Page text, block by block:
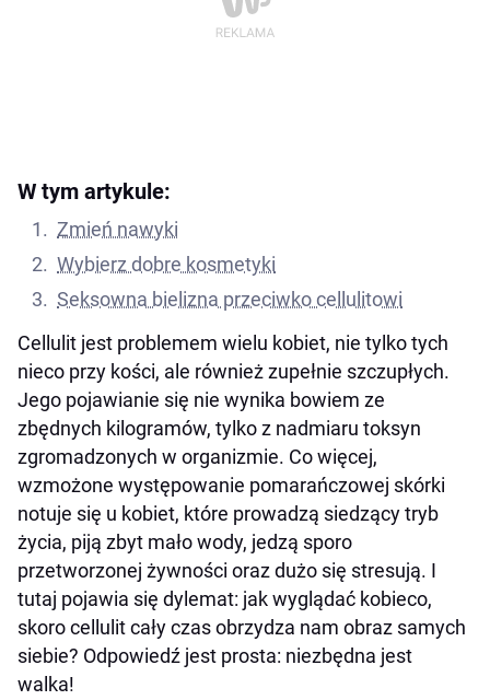
W tym artykule:
Zmień nawyki
Wybierz dobre kosmetyki
Seksowna bielizna przeciwko cellulitowi
Cellulit jest problemem wielu kobiet, nie tylko tych
nieco przy kości, ale również zupełnie szczupłych.
Jego pojawianie się nie wynika bowiem ze
zbędnych kilogramów, tylko z nadmiaru toksyn
zgromadzonych w organizmie. Co więcej,
wzmożone występowanie pomarańczowej skórki
notuje się u kobiet, które prowadzą siedzący tryb
życia, piją zbyt mało wody, jedzą sporo
przetworzonej żywności oraz dużo się stresują. I
tutaj pojawia się dylemat: jak wyglądać kobieco,
skoro cellulit cały czas obrzydza nam obraz samych
siebie? Odpowiedź jest prosta: niezbędna jest
walka!